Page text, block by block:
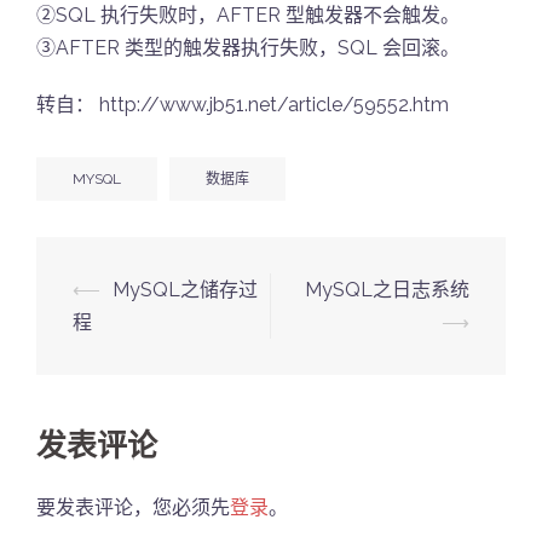
②SQL 执行失败时，AFTER 型触发器不会触发。
③AFTER 类型的触发器执行失败，SQL 会回滚。
转自： http://www.jb51.net/article/59552.htm
MYSQL 数据库
Post
navigation
⟵
MySQL之储存过
程
MySQL之日志系统
⟶
发表评论
要发表评论，您必须先登录。